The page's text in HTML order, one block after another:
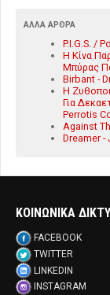
ΆΛΛΑ ΆΡΘΡΑ
P.I.G.S. /
Η Κίνα
Μπύρας
Birbant -
Η
Για
Perrotis
Against
Dreamer -
ΚΟΙΝΩΝΙΚΑ
FACEBOOK
TWITTER
LINKEDIN
INSTAGRAM